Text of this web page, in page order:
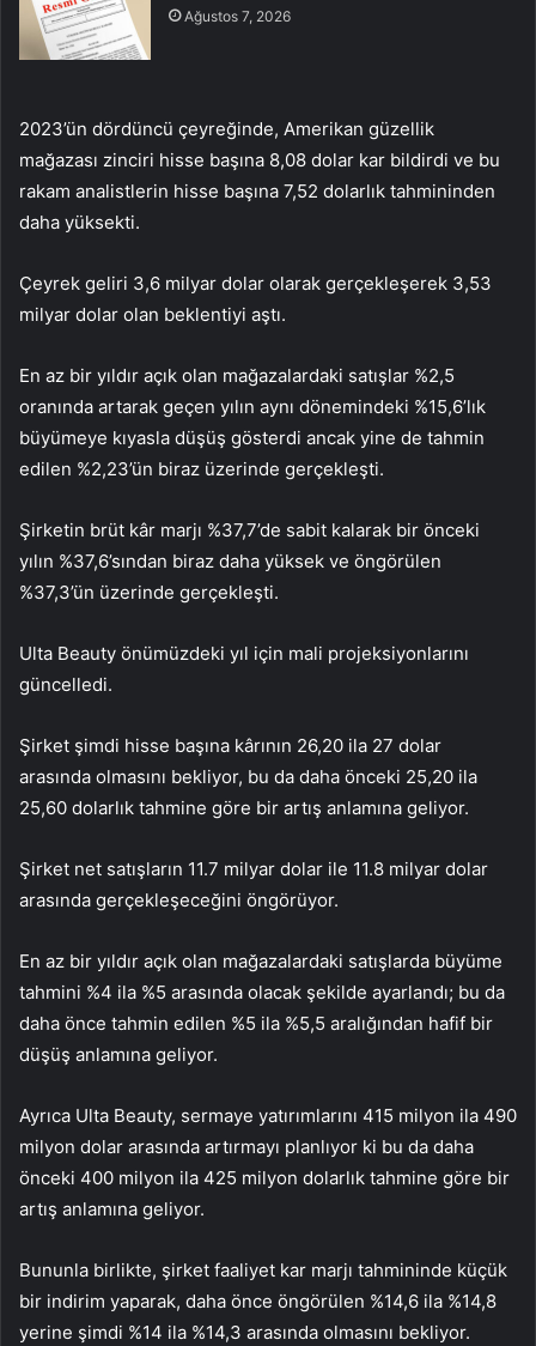
Ağustos 7, 2026
2023’ün dördüncü çeyreğinde, Amerikan güzellik
mağazası zinciri hisse başına 8,08 dolar kar bildirdi ve bu
rakam analistlerin hisse başına 7,52 dolarlık tahmininden
daha yüksekti.
Çeyrek geliri 3,6 milyar dolar olarak gerçekleşerek 3,53
milyar dolar olan beklentiyi aştı.
En az bir yıldır açık olan mağazalardaki satışlar %2,5
oranında artarak geçen yılın aynı dönemindeki %15,6’lık
büyümeye kıyasla düşüş gösterdi ancak yine de tahmin
edilen %2,23’ün biraz üzerinde gerçekleşti.
Şirketin brüt kâr marjı %37,7’de sabit kalarak bir önceki
yılın %37,6’sından biraz daha yüksek ve öngörülen
%37,3’ün üzerinde gerçekleşti.
Ulta Beauty önümüzdeki yıl için mali projeksiyonlarını
güncelledi.
Şirket şimdi hisse başına kârının 26,20 ila 27 dolar
arasında olmasını bekliyor, bu da daha önceki 25,20 ila
25,60 dolarlık tahmine göre bir artış anlamına geliyor.
Şirket net satışların 11.7 milyar dolar ile 11.8 milyar dolar
arasında gerçekleşeceğini öngörüyor.
En az bir yıldır açık olan mağazalardaki satışlarda büyüme
tahmini %4 ila %5 arasında olacak şekilde ayarlandı; bu da
daha önce tahmin edilen %5 ila %5,5 aralığından hafif bir
düşüş anlamına geliyor.
Ayrıca Ulta Beauty, sermaye yatırımlarını 415 milyon ila 490
milyon dolar arasında artırmayı planlıyor ki bu da daha
önceki 400 milyon ila 425 milyon dolarlık tahmine göre bir
artış anlamına geliyor.
Bununla birlikte, şirket faaliyet kar marjı tahmininde küçük
bir indirim yaparak, daha önce öngörülen %14,6 ila %14,8
yerine şimdi %14 ila %14,3 arasında olmasını bekliyor.